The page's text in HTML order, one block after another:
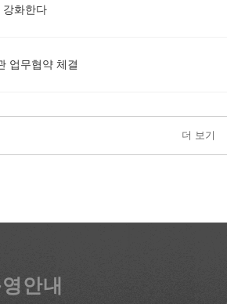
화한다
업무협약 체결
더 보기
안내